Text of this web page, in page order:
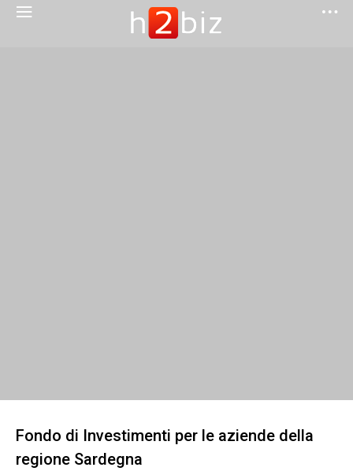
Fondo di Investimenti per le aziende della
regione Sardegna